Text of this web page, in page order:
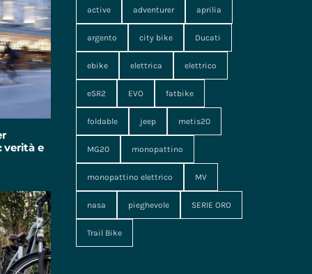
e
active adventurer aprilia
argento city bike Ducati
ebike elettrica elettrico
eSR2 EVO fatbike
foldable jeep metis20
MG20 monopattino
monopattino elettrico MV
nasa pieghevole SERIE ORO
Trail Bike